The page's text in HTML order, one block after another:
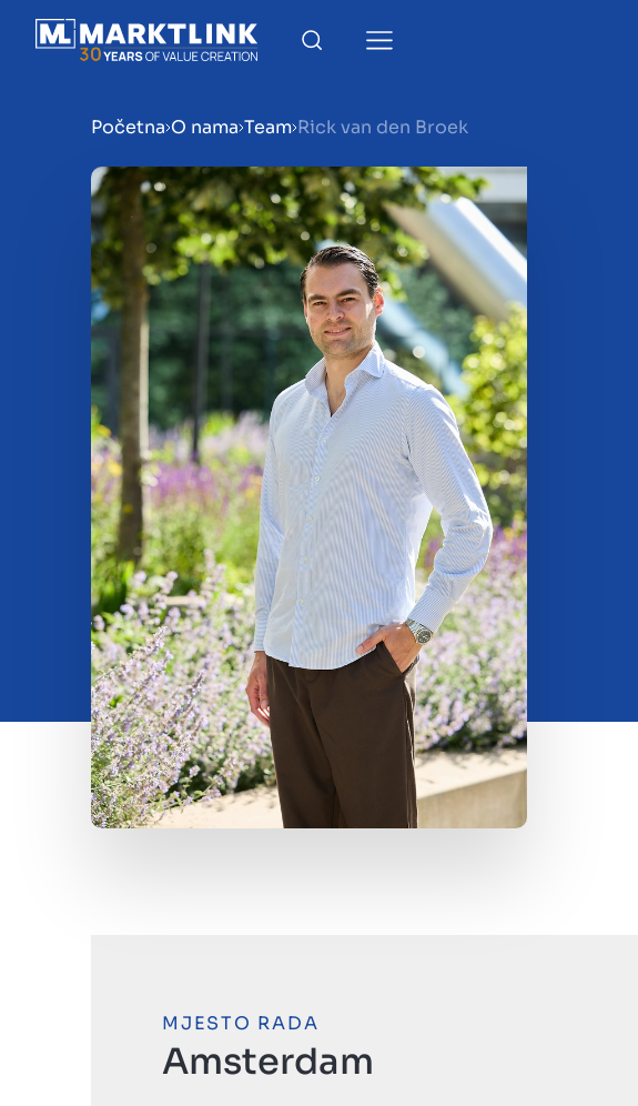
Menu
Priprema poduzeća za prodaju
Prodaja poduzeća
Kupnja poduzeća
Uvidi
O nama
Kontakt
Početna O nama Team Rick van den Broek
MJESTO RADA
Amsterdam